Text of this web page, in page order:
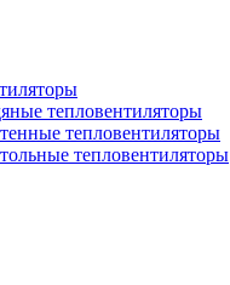
тепловентиляторы
тепловентиляторы
тепловентиляторы